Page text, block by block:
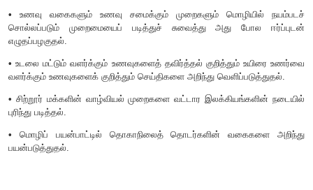
கற்றல் நோக்கங்கள்